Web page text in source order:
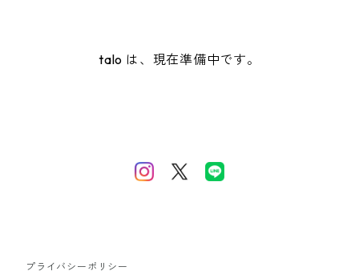
talo は、現在準備中です。
プライバシーポリシー